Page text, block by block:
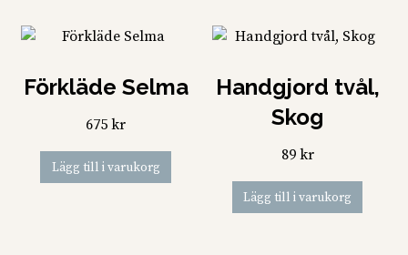
Förkläde Selma
675kr
Lägg till i varukorg
Handgjord tvål,
Skog
89 kr
Lägg till i varukorg